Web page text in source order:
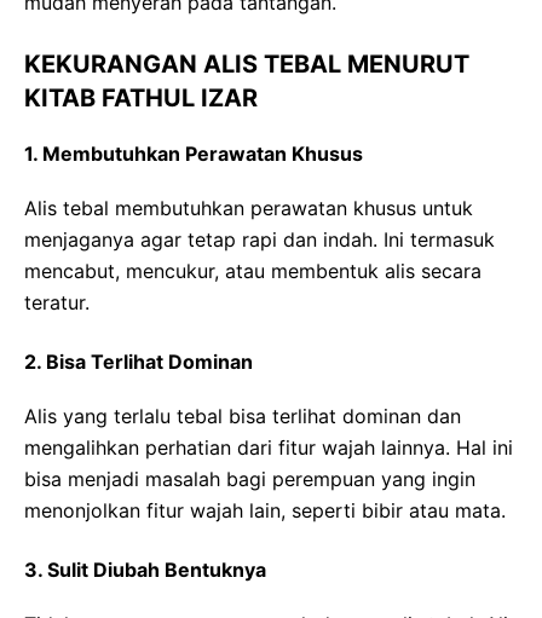
KEKURANGAN ALIS TEBAL MENURUT
KITAB FATHUL IZAR
1. Membutuhkan Perawatan Khusus
Alis tebal membutuhkan perawatan khusus untuk
menjaganya agar tetap rapi dan indah. Ini termasuk
mencabut, mencukur, atau membentuk alis secara
teratur.
2. Bisa Terlihat Dominan
Alis yang terlalu tebal bisa terlihat dominan dan
mengalihkan perhatian dari fitur wajah lainnya. Hal ini
bisa menjadi masalah bagi perempuan yang ingin
menonjolkan fitur wajah lain, seperti bibir atau mata.
3. Sulit Diubah Bentuknya